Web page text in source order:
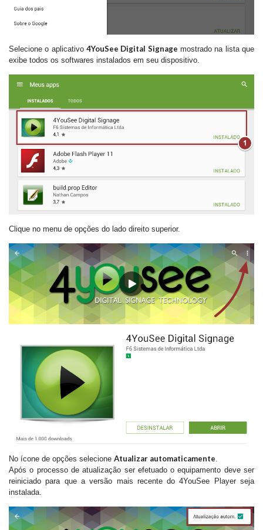
Selecione o aplicativo 4YouSee Digital Signage mostrado na lista que
exibe todos os softwares instalados em seu dispositivo.
Clique no menu de opções do lado direito superior.
No ícone de opções selecione Atualizar automaticamente
Após o processo de atualização ser efetuado o equipamento deve ser
reiniciado para que a versão mais recente do 4YouSee Player seja
instalada.